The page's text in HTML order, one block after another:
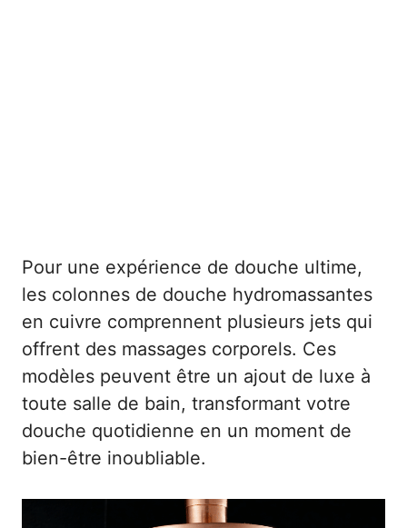
Pour une expérience de douche ultime,
les colonnes de douche hydromassantes
en cuivre comprennent plusieurs jets qui
offrent des massages corporels. Ces
modèles peuvent être un ajout de luxe à
toute salle de bain, transformant votre
douche quotidienne en un moment de
bien-être inoubliable.